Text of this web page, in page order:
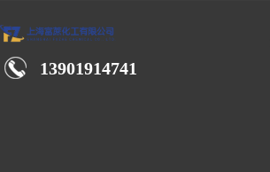
13901914741